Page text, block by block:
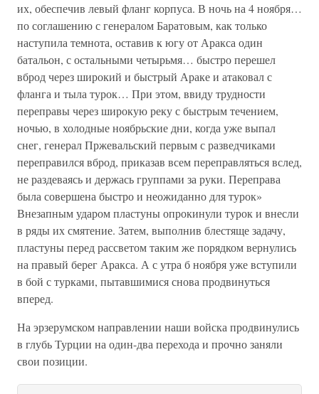
их, обеспечив левый фланг корпуса. В ночь на 4 ноября…
по соглашению с генералом Баратовым, как только
наступила темнота, оставив к югу от Аракса один
батальон, с остальными четырьмя… быстро перешел
вброд через широкий и быстрый Араке и атаковал с
фланга и тыла турок… При этом, ввиду трудности
переправы через широкую реку с быстрым течением,
ночью, в холодные ноябрьские дни, когда уже выпал
снег, генерал Пржевальский первым с разведчиками
переправился вброд, приказав всем переправляться вслед,
не раздеваясь и держась группами за руки. Переправа
была совершена быстро и неожиданно для турок»
Внезапным ударом пластуны опрокинули турок и внесли
в ряды их смятение. Затем, выполнив блестяще задачу,
пластуны перед рассветом таким же порядком вернулись
на правый берег Аракса. А с утра б ноября уже вступили
в бой с турками, пытавшимися снова продвинуться
вперед.
На эрзерумском направлении наши войска продвинулись
в глубь Турции на один-два перехода и прочно заняли
свои позиции.